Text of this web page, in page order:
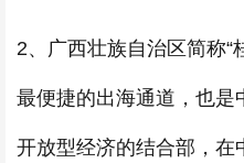
2、广西壮族自治区简称“
最便捷的出海通道，也是
开放型经济的结合部，在